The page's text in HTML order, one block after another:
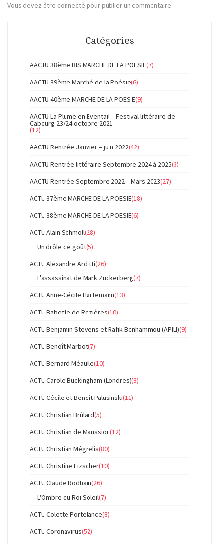
Vous devez être connecté pour publier un commentaire.
Catégories
AACTU 38ème BIS MARCHE DE LA POESIE(7)
AACTU 39ème Marché de la Poésie(6)
AACTU 40ème MARCHE DE LA POESIE(9)
AACTU La Plume en Eventail – Festival littéraire de
Cabourg 23/24 octobre 2021
(12)
AACTU Rentrée Janvier – juin 2022(42)
AACTU Rentrée littéraire Septembre 2024 à 2025(3)
AACTU Rentrée Septembre 2022 – Mars 2023(27)
ACTU 37ème MARCHE DE LA POESIE(18)
ACTU 38ème MARCHE DE LA POESIE(6)
ACTU Alain Schmoll(28)
Un drôle de goût(5)
ACTU Alexandre Arditti(26)
L'assassinat de Mark Zuckerberg(7)
ACTU Anne-Cécile Hartemann(13)
ACTU Babette de Rozières(10)
ACTU Benjamin Stevens et Rafik Benhammou (APILI)(9)
ACTU Benoît Marbot(7)
ACTU Bernard Méaulle(10)
ACTU Carole Buckingham (Londres)(8)
ACTU Cécile et Benoit Palusinski(11)
ACTU Christian Brûlard(5)
ACTU Christian de Maussion(12)
ACTU Christian Mégrelis(80)
ACTU Christine Fizscher(10)
ACTU Claude Rodhain(26)
L'Ombre du Roi Soleil(7)
ACTU Colette Portelance(8)
ACTU Coronavirus(52)